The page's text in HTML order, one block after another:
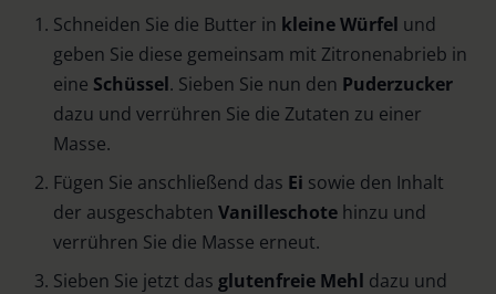
Schneiden Sie die Butter in kleine Würfel und
geben Sie diese gemeinsam mit Zitronenabrieb in
eine Schüssel. Sieben Sie nun den Puderzucker
dazu und verrühren Sie die Zutaten zu einer
Masse.
Fügen Sie anschließend das Ei sowie den Inhalt
der ausgeschabten Vanilleschote hinzu und
verrühren Sie die Masse erneut.
Sieben Sie jetzt das glutenfreie Mehl dazu und